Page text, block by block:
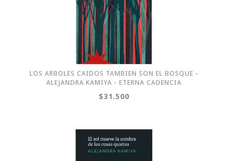
LOS ARBOLES CAIDOS TAMBIEN SON EL BOSQUE -
ALEJANDRA KAMIYA - ETERNA CADENCIA
$31.500